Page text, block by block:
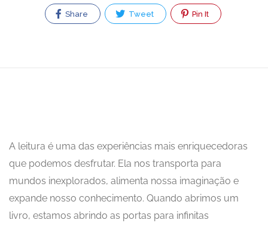
Share Tweet Pin It
A leitura é uma das experiências mais enriquecedoras
que podemos desfrutar. Ela nos transporta para
mundos inexplorados, alimenta nossa imaginação e
expande nosso conhecimento. Quando abrimos um
livro, estamos abrindo as portas para infinitas